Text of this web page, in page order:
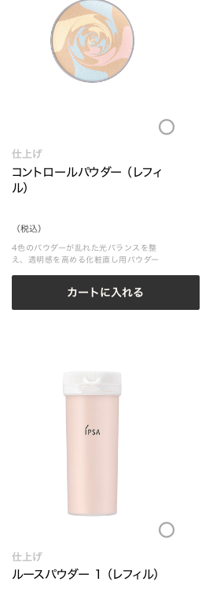
Loading...
仕上げ
コントロールパウダー （レフィ
ル）
（税込）
4色のパウダーが乱れた光バランスを整
え、透明感を高める化粧直し用パウダー
カートに入れる
Loading...
仕上げ
ルースパウダー 1 （レフィル）